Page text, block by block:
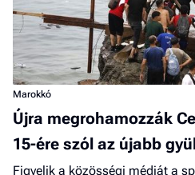
Marokkó
Újra megrohamozzák
15-ére szól az újabb
Figyelik a közösségi médiát a